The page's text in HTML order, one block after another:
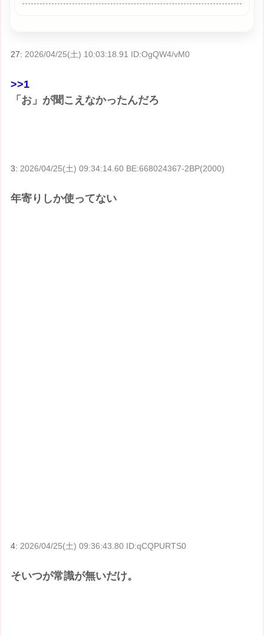
27: 2026/04/25(土) 10:03:18.91 ID:OgQW4/vM0
>>1
「お」が聞こえなかったんだろ
3: 2026/04/25(土) 09:34:14.60 BE:668024367-2BP(2000)
年寄りしか使ってない
4: 2026/04/25(土) 09:36:43.80 ID:qCQPURTS0
そいつが常識が無いだけ。